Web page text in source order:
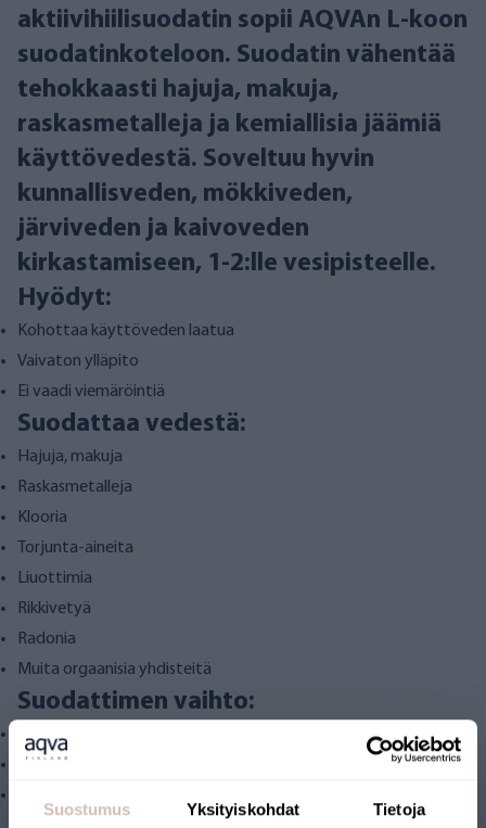
Suostumus Yksityiskohdat Tietoja
aktiivihiilisuodatin sopii AQVAn L-koon
suodatinkoteloon. Suodatin vähentää
tehokkaasti hajuja, makuja,
raskasmetalleja ja kemiallisia jäämiä
käyttövedestä. Soveltuu hyvin
kunnallisveden, mökkiveden,
järviveden ja kaivoveden
kirkastamiseen, 1-2:lle vesipisteelle.
Hyödyt:
Kohottaa käyttöveden laatua
Vaivaton ylläpito
Ei vaadi viemäröintiä
Suodattaa vedestä:
Hajuja, makuja
Raskasmetalleja
Klooria
Torjunta-aineita
Liuottimia
Rikkivetyä
Radonia
Muita orgaanisia yhdisteitä
Suodattimen vaihto:
Suodattimen oletettu käyttöikä 6-12kk
Suodattimen elinkaari riippuu raakaveden laadusta.